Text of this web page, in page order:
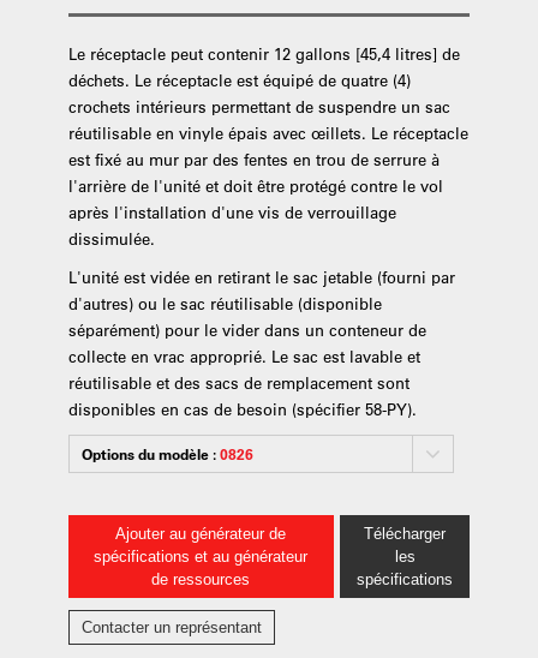
Le réceptacle peut contenir 12 gallons [45,4 litres] de
déchets. Le réceptacle est équipé de quatre (4)
crochets intérieurs permettant de suspendre un sac
réutilisable en vinyle épais avec œillets. Le réceptacle
est fixé au mur par des fentes en trou de serrure à
l'arrière de l'unité et doit être protégé contre le vol
après l'installation d'une vis de verrouillage
dissimulée.
L'unité est vidée en retirant le sac jetable (fourni par
d'autres) ou le sac réutilisable (disponible
séparément) pour le vider dans un conteneur de
collecte en vrac approprié. Le sac est lavable et
réutilisable et des sacs de remplacement sont
disponibles en cas de besoin (spécifier 58-PY).
Options du modèle :0826
Ajouter au générateur de
spécifications et au générateur
de ressources
Télécharger
les
spécifications
Contacter un représentant